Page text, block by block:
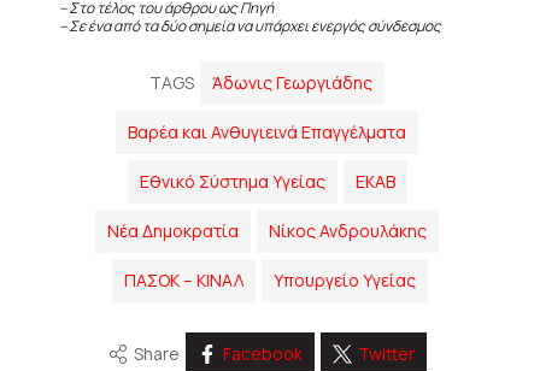
– Στο τέλος του άρθρου ως Πηγή
– Σε ένα από τα δύο σημεία να υπάρχει ενεργός σύνδεσμος
TAGS Άδωνις Γεωργιάδης
Βαρέα και Ανθυγιεινά Επαγγέλματα
Εθνικό Σύστημα Υγείας ΕΚΑΒ
Νέα Δημοκρατία Νίκος Ανδρουλάκης
ΠΑΣΟΚ – ΚΙΝΑΛ Υπουργείο Υγείας
Share Facebook Twitter